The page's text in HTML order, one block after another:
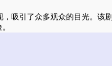
吸引了众多观众的目光。该